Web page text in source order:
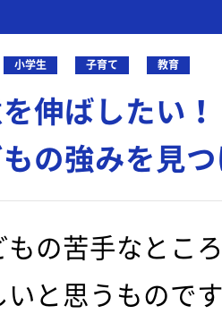
小学生 子育て 教育
伸ばしたい
の強みを見
の苦手なとこ
と思うもので